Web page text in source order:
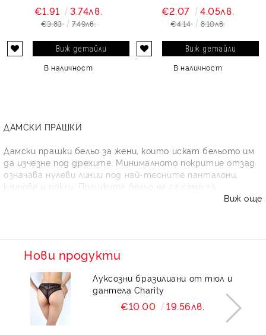
€1.91 3.74лв.
€3.83 7.49лв.
Виж детайли
В наличност
€2.07 4.05лв.
€4.14 8.10лв.
Виж детайли
В наличност
ДАМСКИ ПРАШКИ
Дамски прашки бельо за жени, които искат бельото им
да изчезне под дрехите. Минималното покритие отзад
означава нулеви линии под най-тесните панталони,
клинове и рокли. Прашките бельо не са само за
специални поводи — много жени ги носят ежедневно
Прашки от памук
Памучните прашки са доказателство, че минималното
бельо може да бъде и практично. Памукът с еластан е
дишащ и хигроскопичен — идеален за активни жени,
Виж още
Нови продукти
Луксозни бразилиани от тюл и
дантела Charity
€10.00 19.56лв.